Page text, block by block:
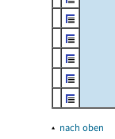
▴ nach oben